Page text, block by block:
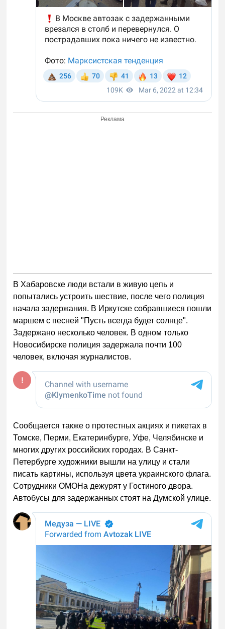
Реклама
В Хабаровске люди встали в живую цепь и
попытались устроить шествие, после чего полиция
начала задержания. В Иркутске собравшиеся пошли
маршем с песней "Пусть всегда будет солнце".
Задержано несколько человек. В одном только
Новосибирске полиция задержала почти 100
человек, включая журналистов.
Сообщается также о протестных акциях и пикетах в
Томске, Перми, Екатеринбурге, Уфе, Челябинске и
многих других российских городах. В Санкт-
Петербурге художники вышли на улицу и стали
писать картины, используя цвета украинского флага.
Сотрудники ОМОНа дежурят у Гостиного двора.
Автобусы для задержанных стоят на Думской улице.